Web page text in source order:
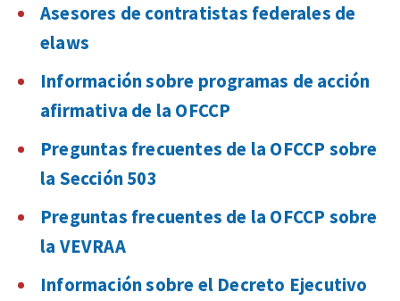
Asesores de contratistas federales de
elaws
Información sobre programas de acción
afirmativa de la OFCCP
Preguntas frecuentes de la OFCCP sobre
la Sección 503
Preguntas frecuentes de la OFCCP sobre
la VEVRAA
Información sobre el Decreto Ejecutivo